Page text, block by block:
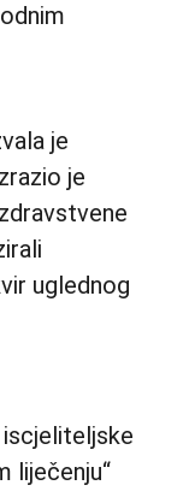
je
je
uglednog
iscjeliteljske
liječenju“